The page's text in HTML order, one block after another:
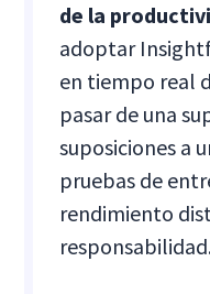
de la
adoptar
en tiempo real
pasar de una
suposiciones a
pruebas de
rendimiento